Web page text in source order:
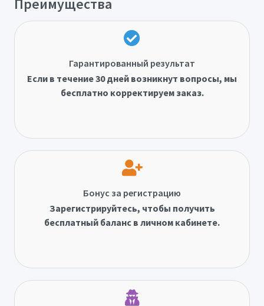
Гарантированный результат
Если в течение 30 дней возникнут вопросы, мы
бесплатно корректируем заказ.
Бонус за регистрацию
Зарегистрируйтесь, чтобы получить
бесплатный баланс в личном кабинете.